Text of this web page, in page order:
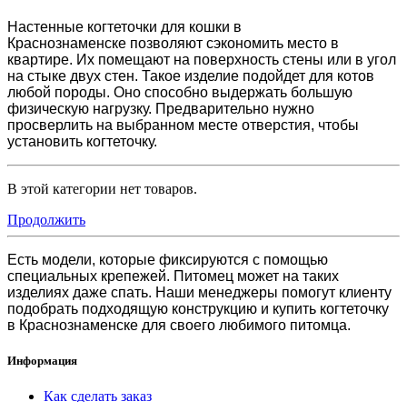
Настенные когтеточки для кошки в
Краснознаменске позволяют сэкономить место в
квартире. Их помещают на поверхность стены или в угол
на стыке двух стен. Такое изделие подойдет для котов
любой породы. Оно способно выдержать большую
физическую нагрузку. Предварительно нужно
просверлить на выбранном месте отверстия, чтобы
установить когтеточку.
В этой категории нет товаров.
Продолжить
Есть модели, которые фиксируются с помощью
специальных крепежей. Питомец может на таких
изделиях даже спать. Наши менеджеры помогут клиенту
подобрать подходящую конструкцию и купить когтеточку
в Краснознаменске для своего любимого питомца.
Информация
Как сделать заказ